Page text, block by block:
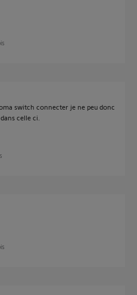
switch connecter je ne peu donc
celle ci.